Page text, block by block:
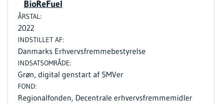
BioReFuel
2022
Danmarks Erhvervsfremmebestyrelse
Grøn, digital genstart af SMVer
Regionalfonden, Decentrale erhvervsfremmemidler